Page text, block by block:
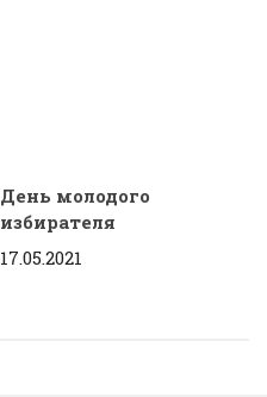
День молодого
избирателя
17.05.2021